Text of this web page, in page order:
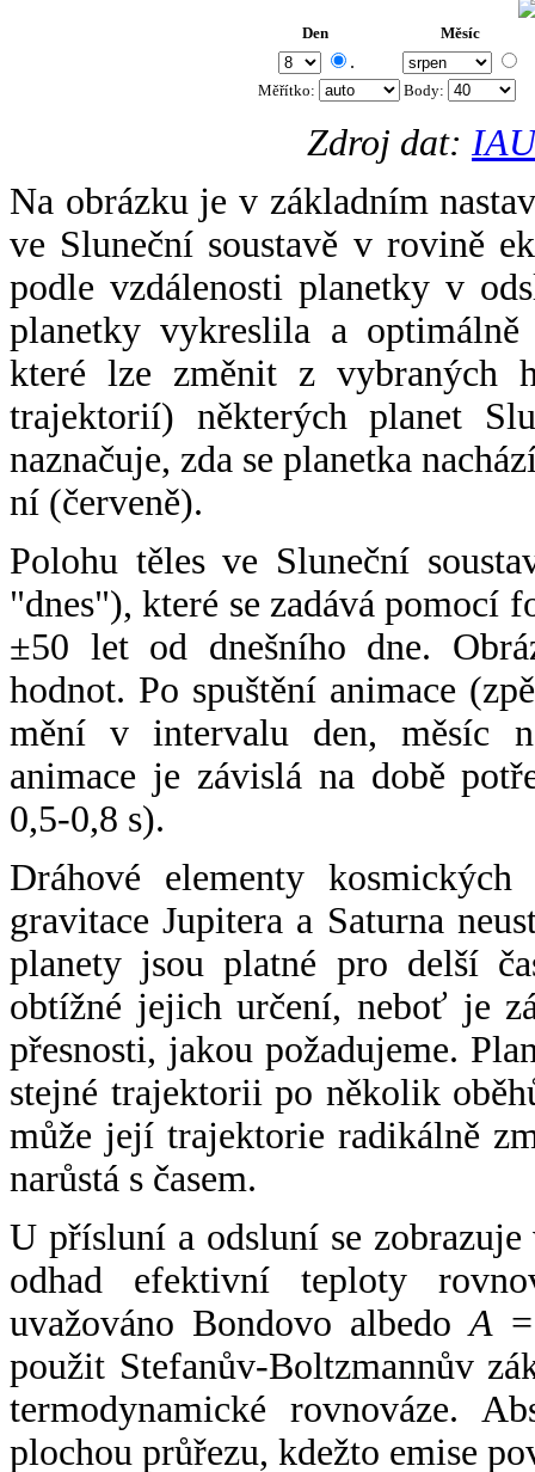
Den Měsíc
.
Měřítko: Body:
Zdroj dat:
Na obrázku je v základním
ve Sluneční soustavě v rovině
podle vzdálenosti planetky v
planetky vykreslila a
které lze změnit z vybraných
trajektorií) některých planet
naznačuje, zda se planetka
ní (červeně).
Polohu těles ve Sluneční
"dnes"), které se zadává pomocí
±50 let od dnešního dne.
hodnot. Po spuštění animace
mění v intervalu den, měsíc
animace je závislá na době
0,5-0,8 s).
Dráhové elementy
gravitace Jupitera a Saturna
planety jsou platné pro delší
obtížné jejich určení, neboť je
přesnosti, jakou požadujeme.
stejné trajektorii po několik
může její trajektorie radikálně
narůstá s časem.
U přísluní a odsluní se
odhad efektivní teploty
uvažováno Bondovo albedoA
použit Stefanův-Boltzmannův
termodynamické rovnováze.
plochou průřezu, kdežto emise